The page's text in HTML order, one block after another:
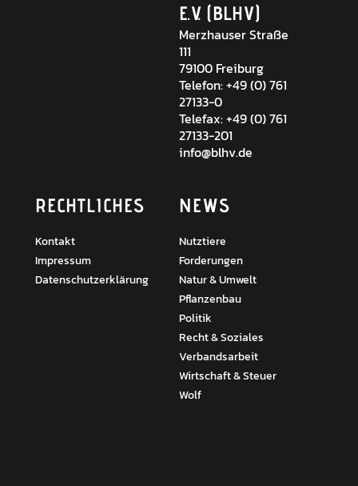
E.V. (BLHV)
Merzhauser Straße
111
79100 Freiburg
Telefon: +49 (0) 761
27133-0
Telefax: +49 (0) 761
27133-201
info@blhv.de
RECHTLICHES
Kontakt
Impressum
Datenschutzerklärung
NEWS
Nutztiere
Forderungen
Natur & Umwelt
Pflanzenbau
Politik
Recht & Soziales
Verbandsarbeit
Wirtschaft & Steuer
Wolf